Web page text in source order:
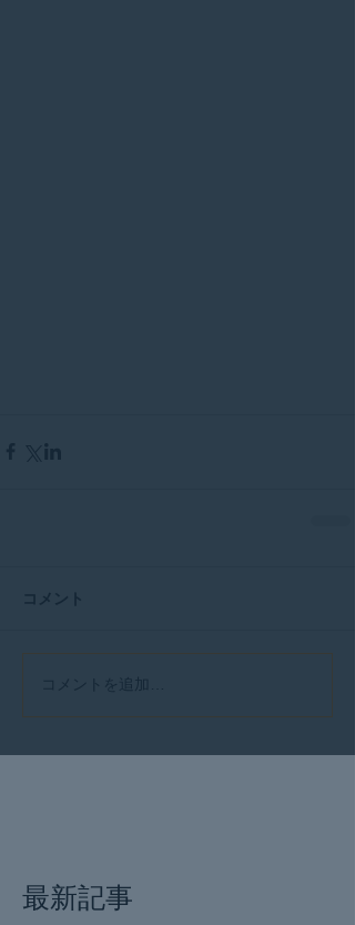
コメント
コメントを追加…
最新記事